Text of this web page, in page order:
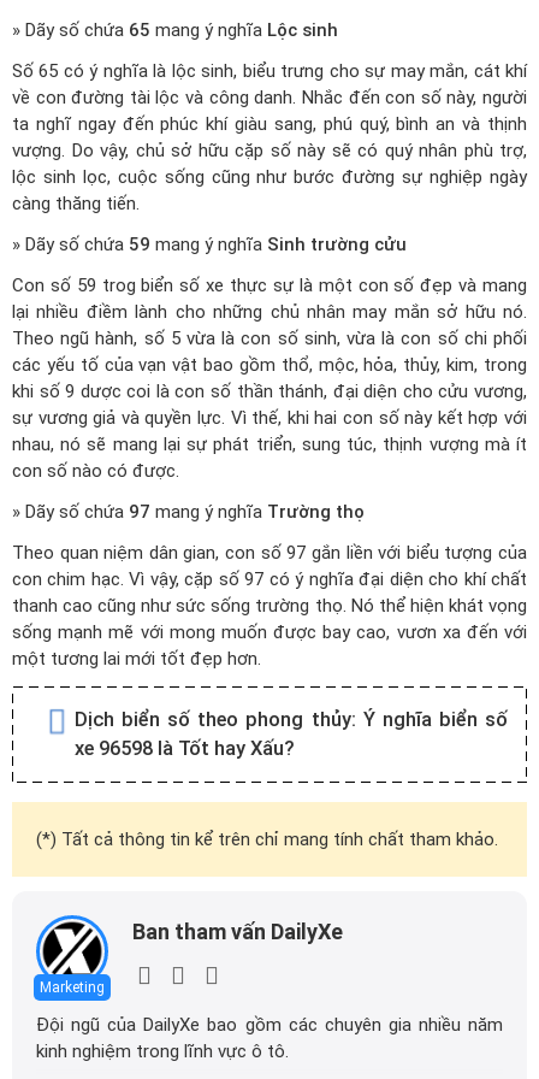
» Dãy số chứa 65 mang ý nghĩa Lộc sinh
Số 65 có ý nghĩa là lộc sinh, biểu trưng cho sự may mắn, cát khí
về con đường tài lộc và công danh. Nhắc đến con số này, người
ta nghĩ ngay đến phúc khí giàu sang, phú quý, bình an và thịnh
vượng. Do vậy, chủ sở hữu cặp số này sẽ có quý nhân phù trợ,
lộc sinh lọc, cuộc sống cũng như bước đường sự nghiệp ngày
càng thăng tiến.
» Dãy số chứa 59 mang ý nghĩa Sinh trường cửu
Con số 59 trog biển số xe thực sự là một con số đẹp và mang
lại nhiều điềm lành cho những chủ nhân may mắn sở hữu nó.
Theo ngũ hành, số 5 vừa là con số sinh, vừa là con số chi phối
các yếu tố của vạn vật bao gồm thổ, mộc, hỏa, thủy, kim, trong
khi số 9 dược coi là con số thần thánh, đại diện cho cửu vương,
sự vương giả và quyền lực. Vì thế, khi hai con số này kết hợp với
nhau, nó sẽ mang lại sự phát triển, sung túc, thịnh vượng mà ít
con số nào có được.
» Dãy số chứa 97 mang ý nghĩa Trường thọ
Theo quan niệm dân gian, con số 97 gắn liền với biểu tượng của
con chim hạc. Vì vậy, cặp số 97 có ý nghĩa đại diện cho khí chất
thanh cao cũng như sức sống trường thọ. Nó thể hiện khát vọng
sống mạnh mẽ với mong muốn được bay cao, vươn xa đến với
một tương lai mới tốt đẹp hơn.
Dịch biển số theo phong thủy: Ý nghĩa biển số
xe 96598 là Tốt hay Xấu?
(*) Tất cả thông tin kể trên chỉ mang tính chất tham khảo.
Marketing
Ban tham vấn DailyXe
Đội ngũ của DailyXe bao gồm các chuyên gia nhiều năm
kinh nghiệm trong lĩnh vực ô tô.